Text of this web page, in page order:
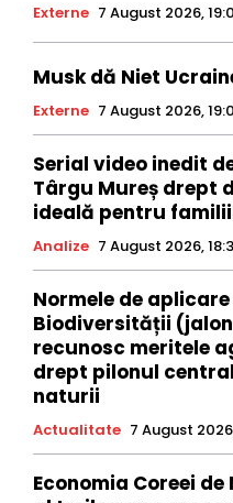
Externe 7 August 2026,
Musk dă Niet
Externe 7 August 2026,
Serial video inedit
Târgu Mureș drept
ideală pentru
Analize 7 August 2026,
Normele de aplicare
Biodiversității
recunosc meritele
drept pilonul
naturii
Actualitate 7 August
Economia Coreei